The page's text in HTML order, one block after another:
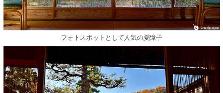
フォトスポットとして人気の夏障子